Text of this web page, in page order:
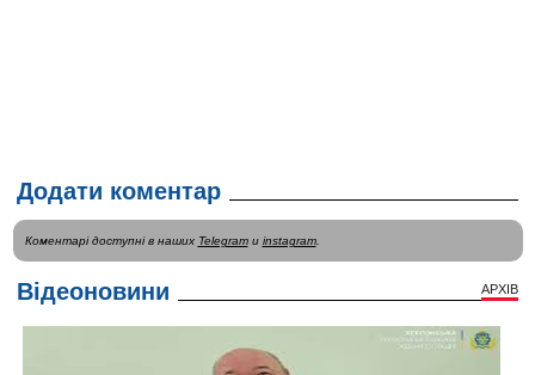
Додати коментар
Коментарі доступні в наших Telegramи instagram.
Відеоновини АРХІВ